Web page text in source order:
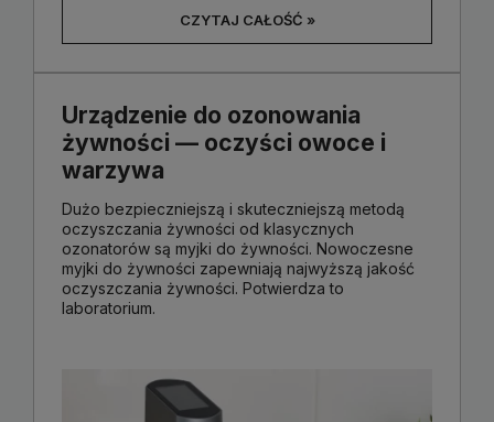
CZYTAJ CAŁOŚĆ »
Urządzenie do ozonowania
żywności — oczyści owoce i
warzywa
Dużo bezpieczniejszą i skuteczniejszą metodą
oczyszczania żywności od klasycznych
ozonatorów są myjki do żywności. Nowoczesne
myjki do żywności zapewniają najwyższą jakość
oczyszczania żywności. Potwierdza to
laboratorium.